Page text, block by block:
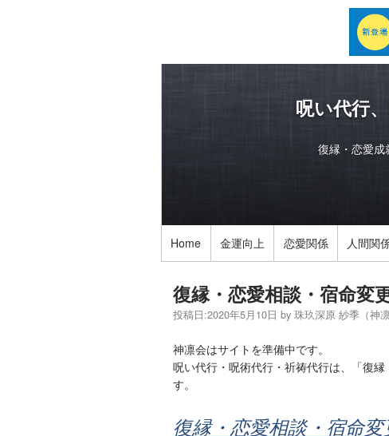
呪い代行
復縁・恋愛
Home 金運向上 恋愛関係 人間関
復縁・恋愛相談・宿命変
投稿日:2020年5月10日 by 珠玖深原 紗季（神凛
神凛会はサイトを準備中です。
呪い代行・呪術代行・祈祷代行は、「復
す。
復縁・恋愛相談・宿命変